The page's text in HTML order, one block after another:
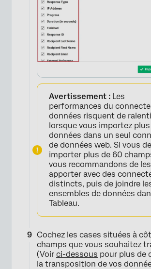
Avertissement : Les
performances du
données risquent de
lorsque vous importez
données dans un seul
de données web. Si vous
importer plus de 60
vous recommandons de les
apporter avec des
distincts, puis de joindre
ensembles de données
Tableau.
Cochez les cases situées à
champs que vous souhaitez
(Voir ci-dessous pour plus de
la transposition de vos